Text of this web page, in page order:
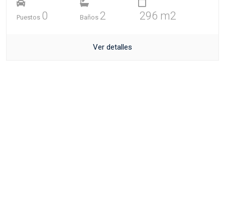
Puestos 0 Baños 2 296 m2
Ver detalles